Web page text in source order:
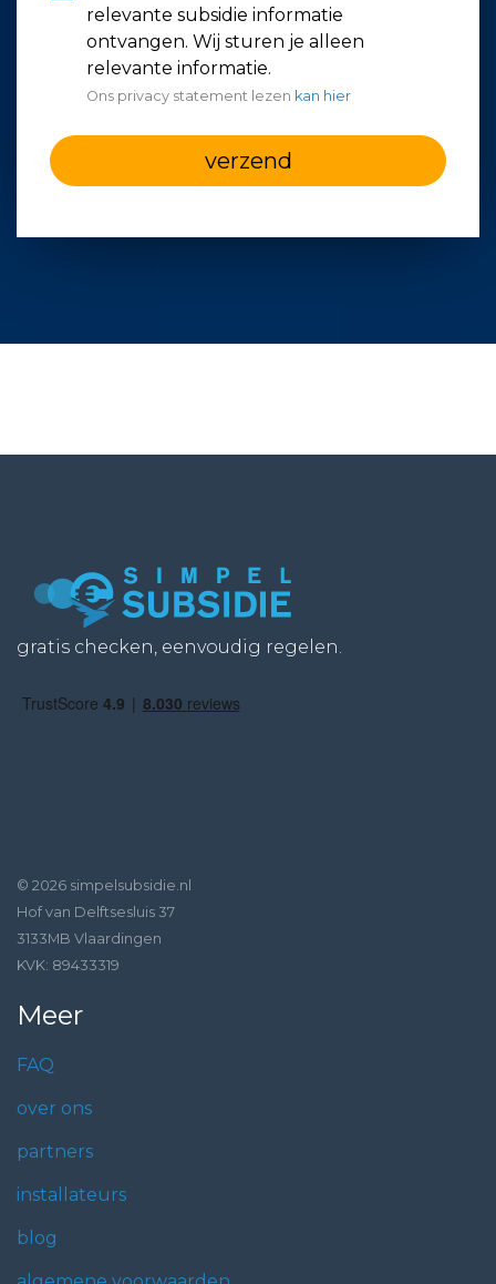
relevante subsidie informatie
ontvangen. Wij sturen je alleen
relevante informatie.
Ons privacy statement lezen kan hier
verzend
gratis checken, eenvoudig regelen.
© 2026 simpelsubsidie.nl
Hof van Delftsesluis 37
3133MB Vlaardingen
KVK: 89433319
Meer
FAQ
over ons
partners
installateurs
blog